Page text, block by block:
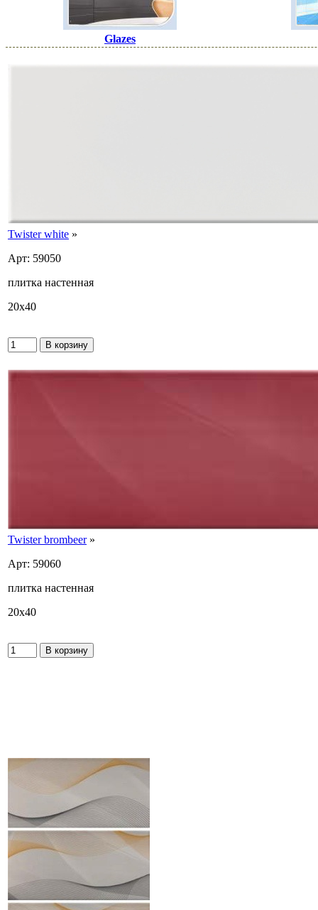
Glazes
Twister white »
Арт: 59050
плитка настенная
20x40
Twister brombeer»
Арт: 59060
плитка настенная
20x40